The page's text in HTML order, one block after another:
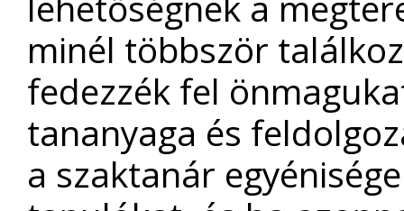
minél többször
fedezzék fel
tananyaga és
a szaktanár